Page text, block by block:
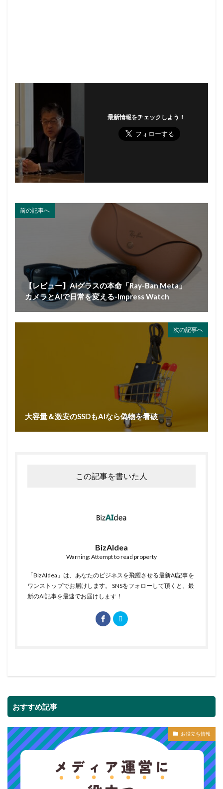
最新情報をチェックしよう！
前の記事へ
【レビュー】AIグラスの本命「Ray-Ban Meta」
カメラとAIで日常を変える-Impress Watch
次の記事へ
大容量＆激安のSSDもAIなら偽物を看破
この記事を書いた人
BizAIdea
Warning: Attempt to read property
「BizAIdea」は、あなたのビジネスを飛躍させる最新AI記事を
ワンストップでお届けします。 SNSをフォローして頂くと、最
新のAI記事を最速でお届けします！
おすすめ記事
お役立ち情報